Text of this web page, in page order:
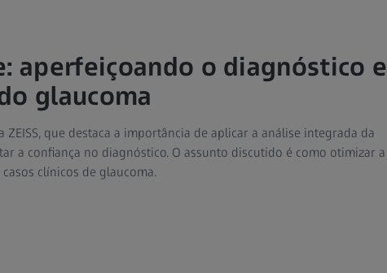
aperfeiçoando o diagnóstico e
glaucoma
ZEISS, que destaca a importância de aplicar a análise integrada da
a confiança no diagnóstico. O assunto discutido é como otimizar a
clínicos de glaucoma.